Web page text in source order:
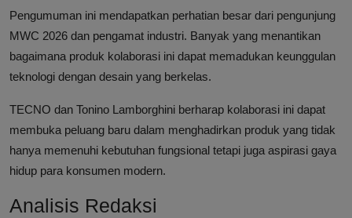
Pengumuman ini mendapatkan perhatian besar dari pengunjung
MWC 2026 dan pengamat industri. Banyak yang menantikan
bagaimana produk kolaborasi ini dapat memadukan keunggulan
teknologi dengan desain yang berkelas.
TECNO dan Tonino Lamborghini berharap kolaborasi ini dapat
membuka peluang baru dalam menghadirkan produk yang tidak
hanya memenuhi kebutuhan fungsional tetapi juga aspirasi gaya
hidup para konsumen modern.
Analisis Redaksi